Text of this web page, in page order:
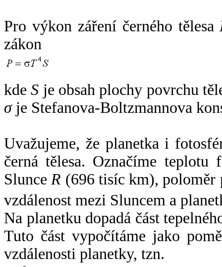
Pro výkon záření černého tělesa
zákon
kdeS je obsah plochy povrchu
σje Stefanova-Boltzmannova
Uvažujeme, že planetka i
černá tělesa. Označíme
SlunceR (696 tisíc km),
vzdálenost mezi Sluncem a
Na planetku dopadá část
Tuto část vypočítáme jako
vzdálenosti planetky, tzn.